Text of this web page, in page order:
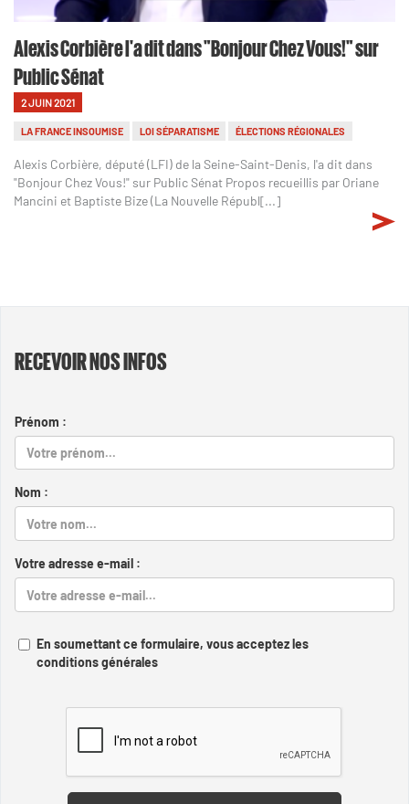
Alexis Corbière l'a dit dans "Bonjour Chez Vous!" sur
Public Sénat
2 JUIN 2021
LA FRANCE INSOUMISE LOI SÉPARATISME ÉLECTIONS RÉGIONALES
Alexis Corbière, député (LFI) de la Seine-Saint-Denis, l'a dit dans
"Bonjour Chez Vous!" sur Public Sénat Propos recueillis par Oriane
Mancini et Baptiste Bize (La Nouvelle Républ[...]
RECEVOIR NOS INFOS
Prénom :
Nom :
Votre adresse e-mail :
En soumettant ce formulaire, vous acceptez les
conditions générales